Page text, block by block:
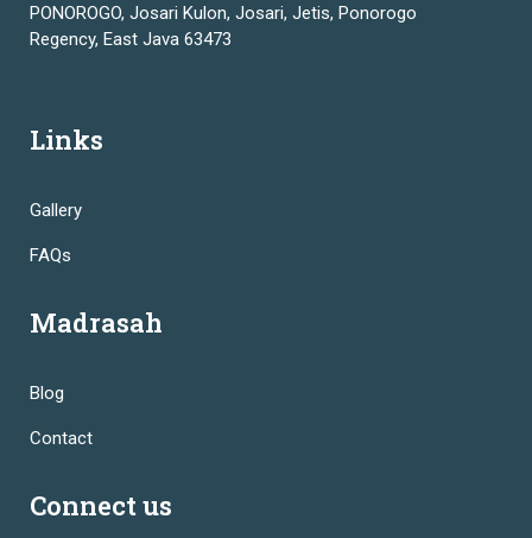
PONOROGO, Josari Kulon, Josari, Jetis, Ponorogo
Regency, East Java 63473
Links
Gallery
FAQs
Madrasah
Blog
Contact
Connect us